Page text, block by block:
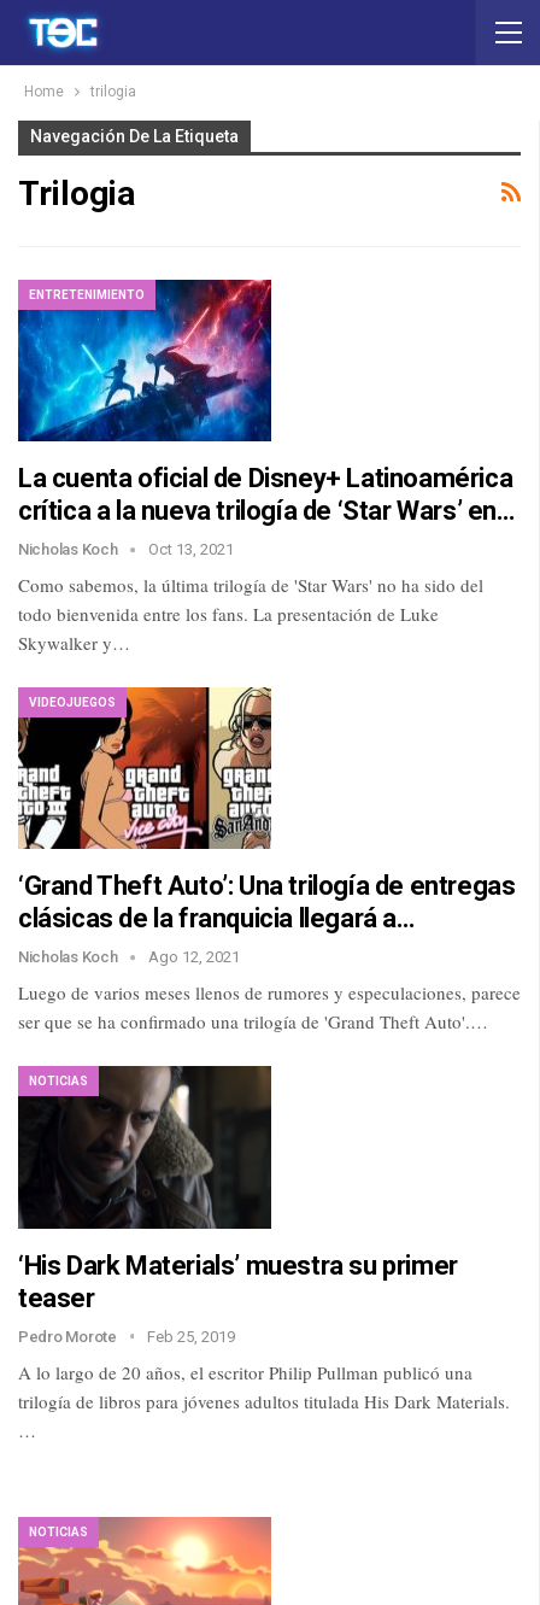
Home trilogia
Navegación De La Etiqueta
Trilogia
ENTRETENIMIENTO
La cuenta oficial de Disney+ Latinoamérica
crítica a la nueva trilogía de ‘Star Wars’ en…
Nicholas Koch Oct 13, 2021
Como sabemos, la última trilogía de 'Star Wars' no ha sido del
todo bienvenida entre los fans. La presentación de Luke
Skywalker y…
VIDEOJUEGOS
‘Grand Theft Auto’: Una trilogía de entregas
clásicas de la franquicia llegará a…
Nicholas Koch Ago 12, 2021
Luego de varios meses llenos de rumores y especulaciones, parece
ser que se ha confirmado una trilogía de 'Grand Theft Auto'.…
NOTICIAS
‘His Dark Materials’ muestra su primer
teaser
Pedro Morote Feb 25, 2019
A lo largo de 20 años, el escritor Philip Pullman publicó una
trilogía de libros para jóvenes adultos titulada His Dark Materials.
…
NOTICIAS